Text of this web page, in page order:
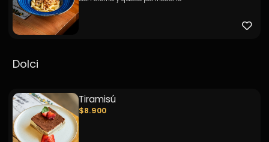
Dolci
Tiramisú
$8.900